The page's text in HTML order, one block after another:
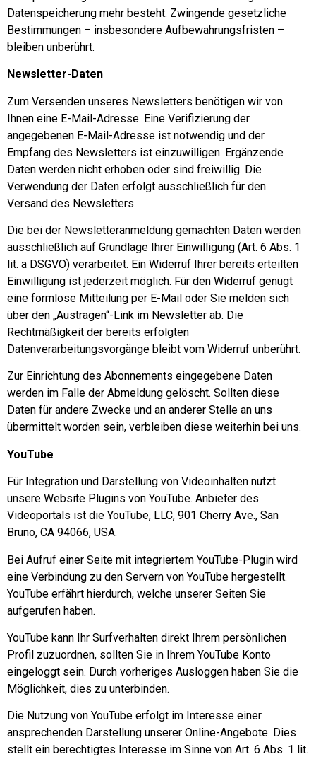
Datenspeicherung mehr besteht. Zwingende gesetzliche
Bestimmungen – insbesondere Aufbewahrungsfristen –
bleiben unberührt.
Newsletter-Daten
Zum Versenden unseres Newsletters benötigen wir von
Ihnen eine E-Mail-Adresse. Eine Verifizierung der
angegebenen E-Mail-Adresse ist notwendig und der
Empfang des Newsletters ist einzuwilligen. Ergänzende
Daten werden nicht erhoben oder sind freiwillig. Die
Verwendung der Daten erfolgt ausschließlich für den
Versand des Newsletters.
Die bei der Newsletteranmeldung gemachten Daten werden
ausschließlich auf Grundlage Ihrer Einwilligung (Art. 6 Abs. 1
lit. a DSGVO) verarbeitet. Ein Widerruf Ihrer bereits erteilten
Einwilligung ist jederzeit möglich. Für den Widerruf genügt
eine formlose Mitteilung per E-Mail oder Sie melden sich
über den „Austragen“-Link im Newsletter ab. Die
Rechtmäßigkeit der bereits erfolgten
Datenverarbeitungsvorgänge bleibt vom Widerruf unberührt.
Zur Einrichtung des Abonnements eingegebene Daten
werden im Falle der Abmeldung gelöscht. Sollten diese
Daten für andere Zwecke und an anderer Stelle an uns
übermittelt worden sein, verbleiben diese weiterhin bei uns.
YouTube
Für Integration und Darstellung von Videoinhalten nutzt
unsere Website Plugins von YouTube. Anbieter des
Videoportals ist die YouTube, LLC, 901 Cherry Ave., San
Bruno, CA 94066, USA.
Bei Aufruf einer Seite mit integriertem YouTube-Plugin wird
eine Verbindung zu den Servern von YouTube hergestellt.
YouTube erfährt hierdurch, welche unserer Seiten Sie
aufgerufen haben.
YouTube kann Ihr Surfverhalten direkt Ihrem persönlichen
Profil zuzuordnen, sollten Sie in Ihrem YouTube Konto
eingeloggt sein. Durch vorheriges Ausloggen haben Sie die
Möglichkeit, dies zu unterbinden.
Die Nutzung von YouTube erfolgt im Interesse einer
ansprechenden Darstellung unserer Online-Angebote. Dies
stellt ein berechtigtes Interesse im Sinne von Art. 6 Abs. 1 lit.